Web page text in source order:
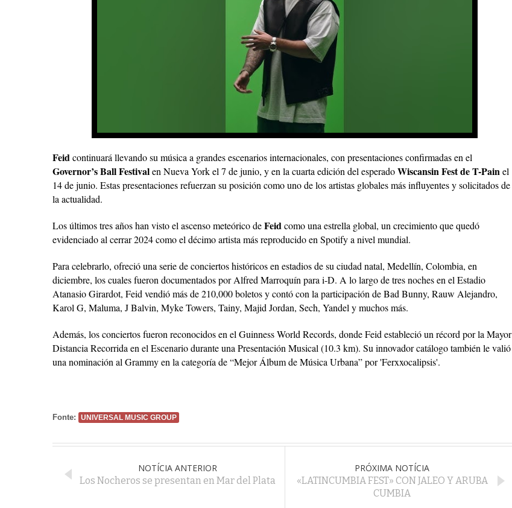
Feidcontinuará llevando su música a grandes escenarios internacionales, con presentaciones confirmadas en el
Governor’s Ball FestivalenNueva Yorkel 7 de junio, y en la cuarta edición del esperadoWiscansin Fest de T-Painel
14 de junio. Estas presentaciones refuerzan su posición como uno de los artistas globales más influyentes y solicitados de
la actualidad.
Los últimos tres años han visto el ascenso meteórico deFeidcomo una estrella global, un crecimiento que quedó
evidenciado al cerrar 2024 como el décimo artista más reproducido en Spotify a nivel mundial.
Para celebrarlo, ofreció una serie de conciertos históricos en estadios de su ciudad natal, Medellín, Colombia, en
diciembre, los cuales fueron documentados por Alfred Marroquín para i-D. A lo largo de tres noches en el Estadio
Atanasio Girardot, Feid vendió más de 210,000 boletos y contó con la participación de Bad Bunny, Rauw Alejandro,
Karol G, Maluma, J Balvin, Myke Towers, Tainy, Majid Jordan, Sech, Yandel y muchos más.
Además, los conciertos fueron reconocidos en el Guinness World Records, donde Feid estableció un récord por la Mayor
Distancia Recorrida en el Escenario durante una Presentación Musical (10.3 km). Su innovador catálogo también le valió
una nominación al Grammy en la categoría de “Mejor Álbum de Música Urbana” por 'Ferxxocalipsis'.
Fonte: UNIVERSAL MUSIC GROUP
NOTÍCIA ANTERIOR
Los Nocheros se presentan en Mar del Plata
PRÓXIMA NOTÍCIA
«LATINCUMBIA FEST» CON JALEO Y ARUBA
CUMBIA